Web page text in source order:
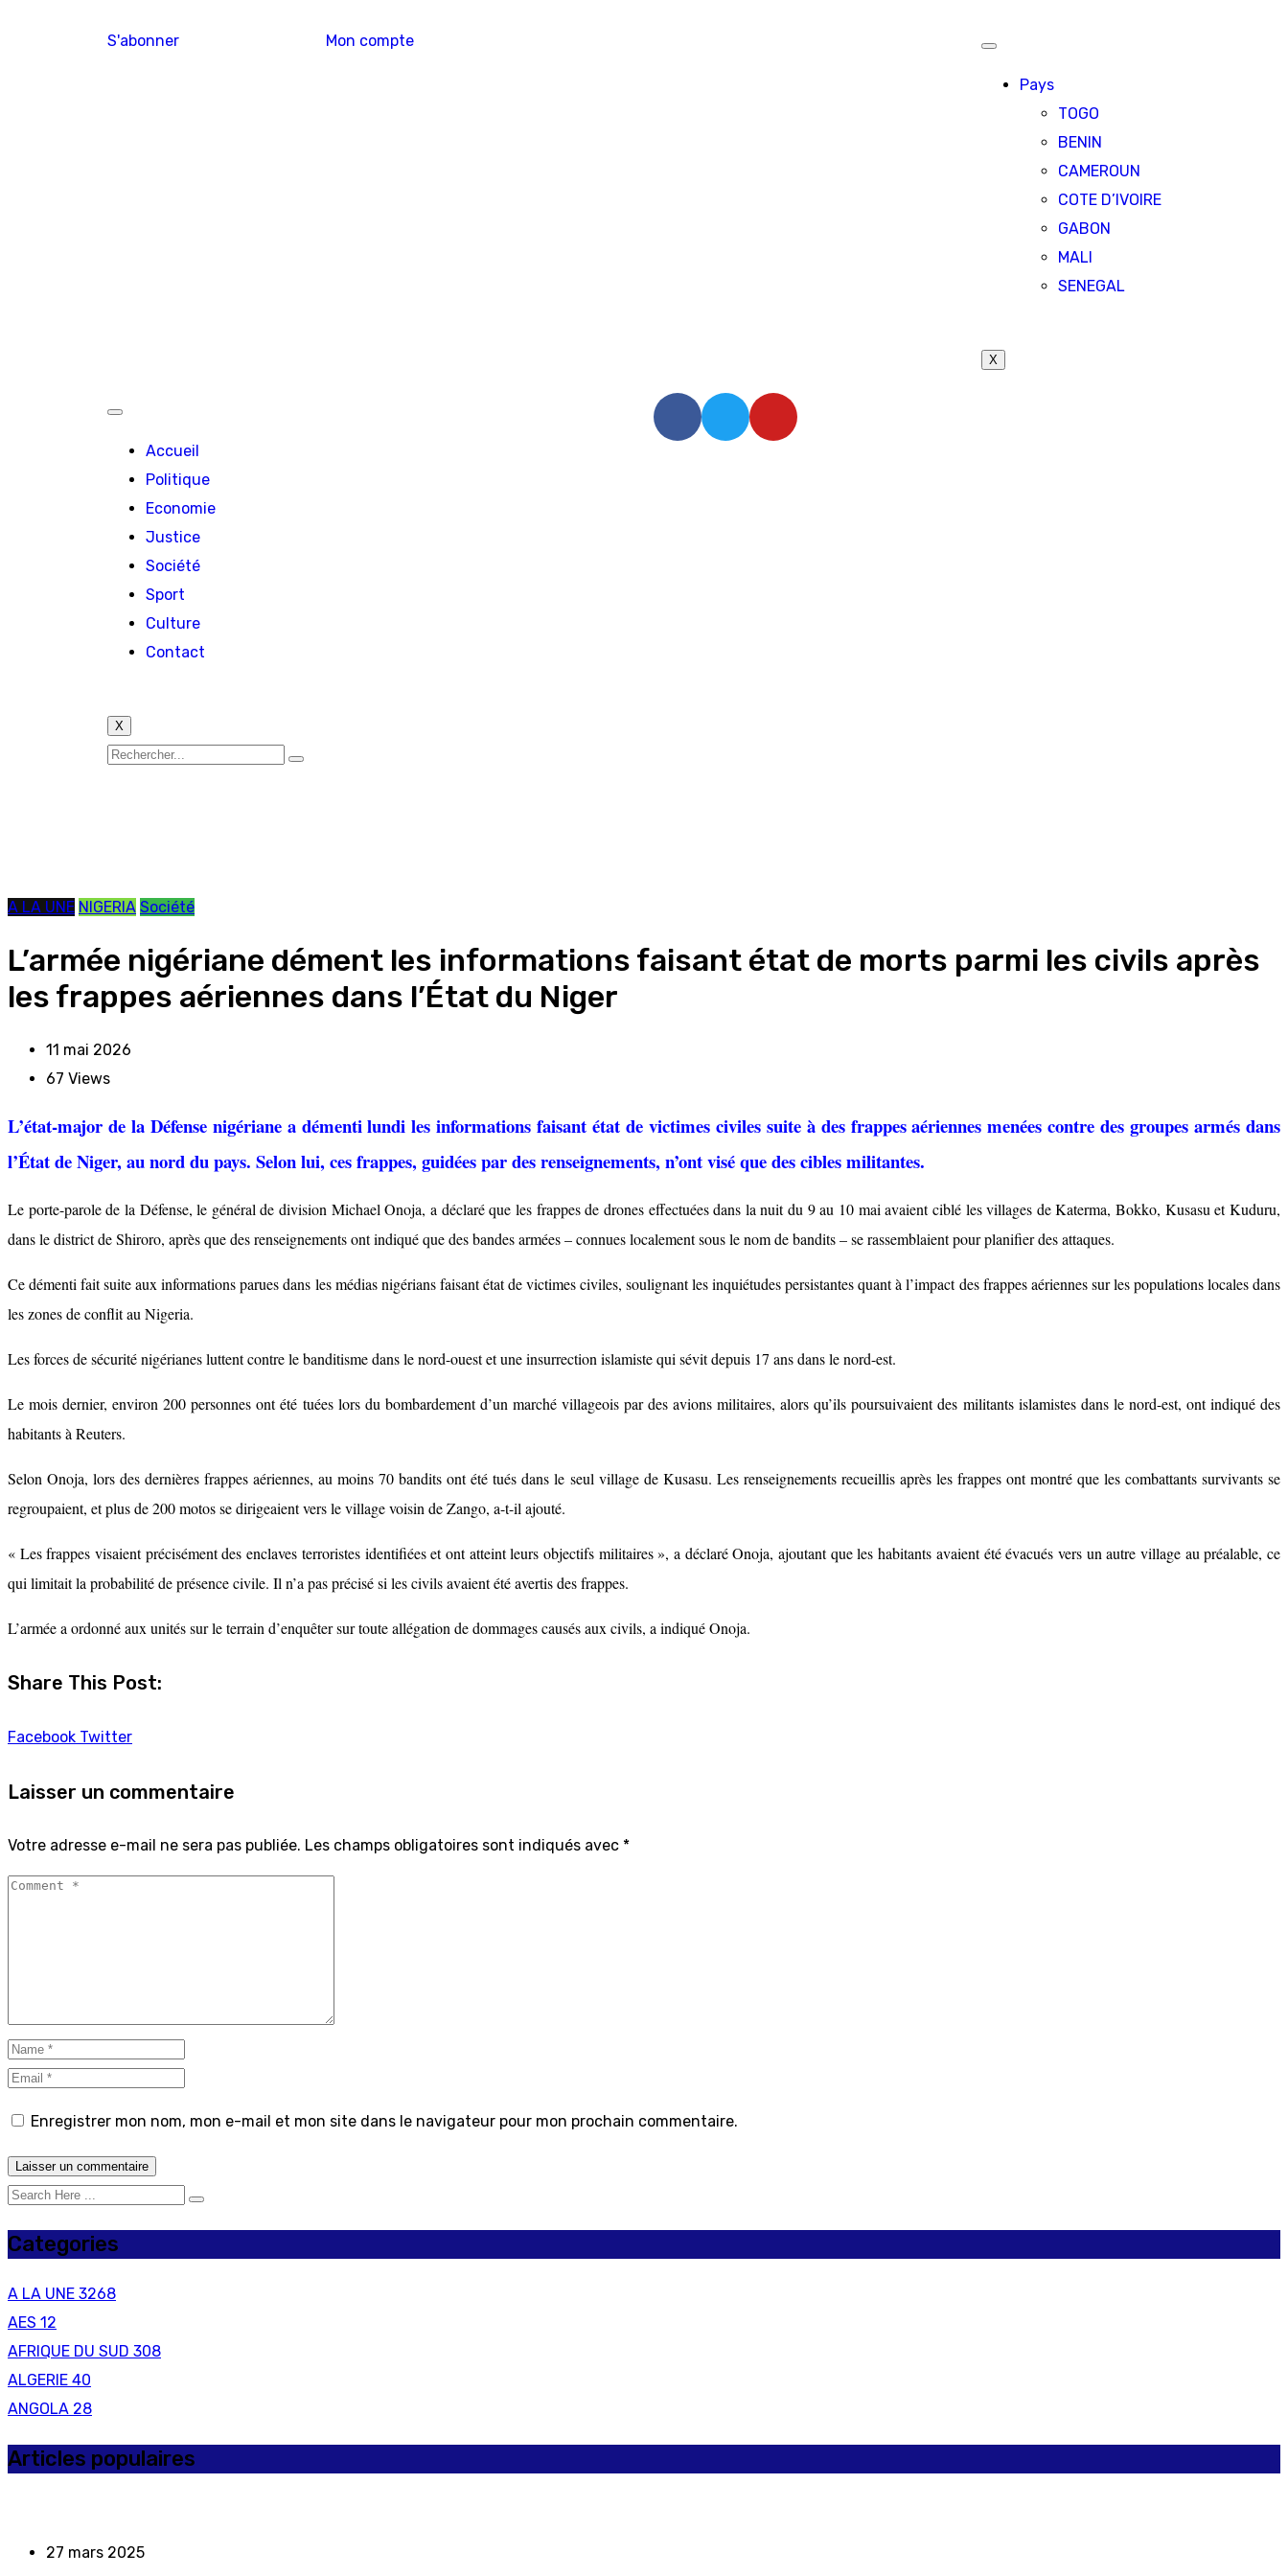
S'abonner Mon compte
Pays
TOGO
BENIN
CAMEROUN
COTE D’IVOIRE
GABON
MALI
SENEGAL
X
Accueil
Politique
Economie
Justice
Société
Sport
Culture
Contact
X
A LA UNE NIGERIA Société
L’armée nigériane dément les informations faisant état de morts parmi les civils après
les frappes aériennes dans l’État du Niger
11 mai 2026
67 Views
L’état-major de la Défense nigériane a démenti lundi les informations faisant état de victimes civiles suite à des frappes aériennes menées contre des groupes armés dans
l’État de Niger, au nord du pays. Selon lui, ces frappes, guidées par des renseignements, n’ont visé que des cibles militantes.
Le porte-parole de la Défense, le général de division Michael Onoja, a déclaré que les frappes de drones effectuées dans la nuit du 9 au 10 mai avaient ciblé les villages de Katerma, Bokko, Kusasu et Kuduru,
dans le district de Shiroro, après que des renseignements ont indiqué que des bandes armées – connues localement sous le nom de bandits – se rassemblaient pour planifier des attaques.
Ce démenti fait suite aux informations parues dans les médias nigérians faisant état de victimes civiles, soulignant les inquiétudes persistantes quant à l’impact des frappes aériennes sur les populations locales dans
les zones de conflit au Nigeria.
Les forces de sécurité nigérianes luttent contre le banditisme dans le nord-ouest et une insurrection islamiste qui sévit depuis 17 ans dans le nord-est.
Le mois dernier, environ 200 personnes ont été tuées lors du bombardement d’un marché villageois par des avions militaires, alors qu’ils poursuivaient des militants islamistes dans le nord-est, ont indiqué des
habitants à Reuters.
Selon Onoja, lors des dernières frappes aériennes, au moins 70 bandits ont été tués dans le seul village de Kusasu. Les renseignements recueillis après les frappes ont montré que les combattants survivants se
regroupaient, et plus de 200 motos se dirigeaient vers le village voisin de Zango, a-t-il ajouté.
« Les frappes visaient précisément des enclaves terroristes identifiées et ont atteint leurs objectifs militaires », a déclaré Onoja, ajoutant que les habitants avaient été évacués vers un autre village au préalable, ce
qui limitait la probabilité de présence civile. Il n’a pas précisé si les civils avaient été avertis des frappes.
L’armée a ordonné aux unités sur le terrain d’enquêter sur toute allégation de dommages causés aux civils, a indiqué Onoja.
Share This Post:
Facebook Twitter
Laisser un commentaire
Votre adresse e-mail ne sera pas publiée. Les champs obligatoires sont indiqués avec *
Enregistrer mon nom, mon e-mail et mon site dans le navigateur pour mon prochain commentaire.
Categories
A LA UNE 3268
AES 12
AFRIQUE DU SUD 308
ALGERIE 40
ANGOLA 28
Articles populaires
27 mars 2025